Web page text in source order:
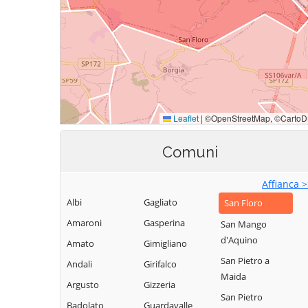
Comuni
Affianca
Albi
Amaroni
Amato
Andali
Argusto
Badolato
Gagliato
Gasperina
Gimigliano
Girifalco
Gizzeria
Guardavalle
San Floro
San Mango
d'Aquino
San Pietro a
Maida
San Pietro